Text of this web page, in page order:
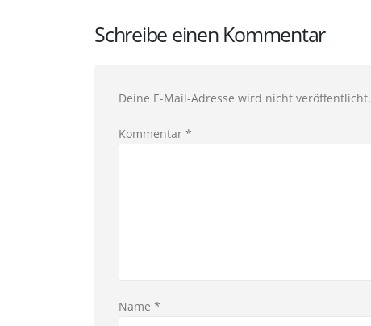
Schreibe einen Kommentar
Deine E-Mail-Adresse wird nicht veröffentlicht.
Kommentar *
Name *